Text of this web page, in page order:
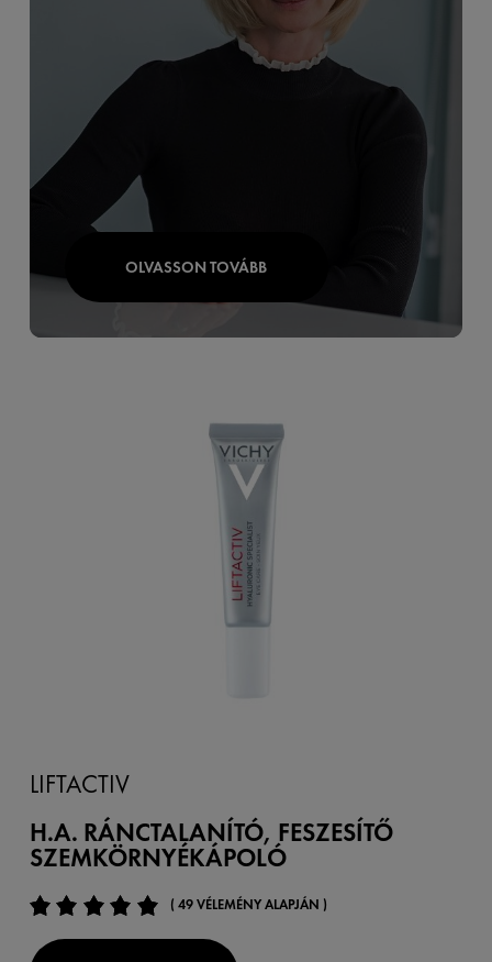
OLVASSON TOVÁBB
LIFTACTIV
H.A. RÁNCTALANÍTÓ, FESZESÍTŐ
SZEMKÖRNYÉKÁPOLÓ
( 49 VÉLEMÉNY ALAPJÁN )